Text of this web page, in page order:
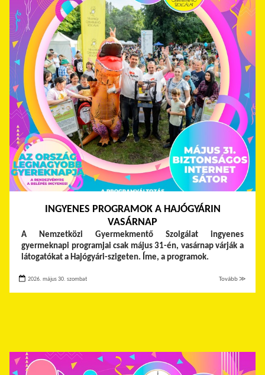
INGYENES PROGRAMOK A HAJÓGYÁRIN
VASÁRNAP
A Nemzetközi Gyermekmentő Szolgálat ingyenes
gyermeknapi programjai csak május 31-én, vasárnap várják a
látogatókat a Hajógyári-szigeten. Íme, a programok.
2026. május 30. szombat Tovább ≫